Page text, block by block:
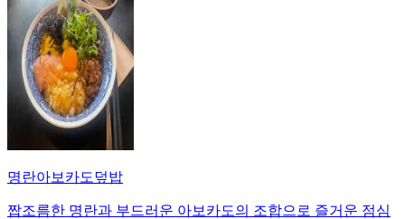
명란아보카도덮밥
짭조름한 명란과 부드러운 아보카도의 조합으로 즐거운 점심